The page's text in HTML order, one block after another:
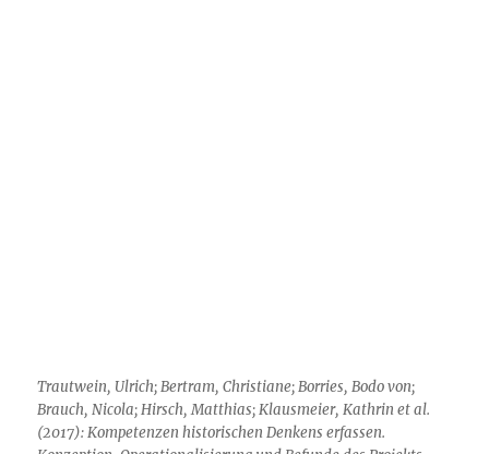
Trautwein, Ulrich; Bertram, Christiane; Borries, Bodo von;
Brauch, Nicola; Hirsch, Matthias; Klausmeier, Kathrin et al.
(2017): Kompetenzen historischen Denkens erfassen.